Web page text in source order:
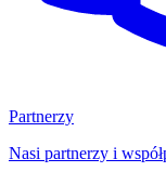
Partnerzy
Nasi partnerzy i